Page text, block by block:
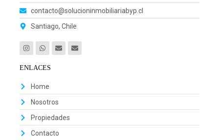
contacto@solucioninmobiliariabyp.cl
Santiago, Chile
ENLACES
Home
Nosotros
Propiedades
Contacto